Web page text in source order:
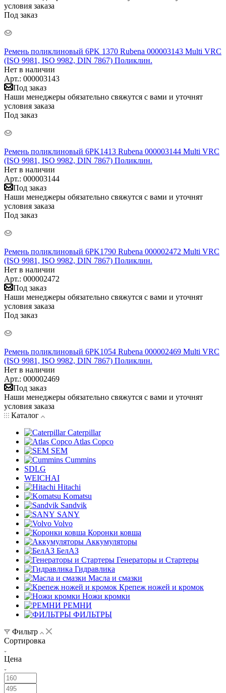
условия заказа
Под заказ
Ремень поликлиновый 6PK 1370 Rubena 000003143 Multi VRC
(ISO 9981, ISO 9982, DIN 7867) Поликлин.
Нет в наличии
Арт.: 000003143
Под заказ
Наши менеджеры обязательно свяжутся с вами и уточнят
условия заказа
Под заказ
Ремень поликлиновый 6PK1413 Rubena 000003144 Multi VRC
(ISO 9981, ISO 9982, DIN 7867) Поликлин.
Нет в наличии
Арт.: 000003144
Под заказ
Наши менеджеры обязательно свяжутся с вами и уточнят
условия заказа
Под заказ
Ремень поликлиновый 6PK1790 Rubena 000002472 Multi VRC
(ISO 9981, ISO 9982, DIN 7867) Поликлин.
Нет в наличии
Арт.: 000002472
Под заказ
Наши менеджеры обязательно свяжутся с вами и уточнят
условия заказа
Под заказ
Ремень поликлиновый 6PK1054 Rubena 000002469 Multi VRC
(ISO 9981, ISO 9982, DIN 7867) Поликлин.
Нет в наличии
Арт.: 000002469
Под заказ
Наши менеджеры обязательно свяжутся с вами и уточнят
условия заказа
Каталог
Caterpillar
Atlas Copco
SEM
Cummins
SDLG
WEICHAI
Hitachi
Komatsu
Sandvik
SANY
Volvo
Коронки ковша
Аккумуляторы
БелАЗ
Генераторы и Стартеры
Гидравлика
Масла и смазки
Крепеж ножей и кромок
Ножи кромки
РЕМНИ
ФИЛЬТРЫ
Фильтр
Сортировка
Цена